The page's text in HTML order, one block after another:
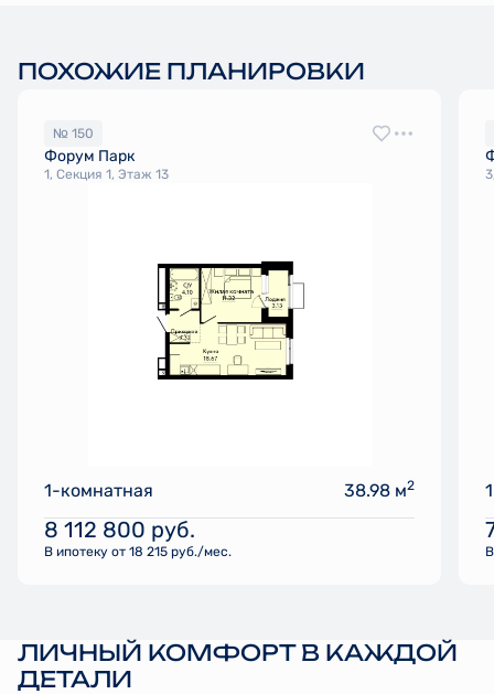
ПОХОЖИЕ ПЛАНИРОВКИ
№ 150
Форум Парк
1, Секция 1, Этаж 13
1-комнатная 38.98 м2
8 112 800 руб.
В ипотеку от 18 215 руб./мес.
ЛИЧНЫЙ КОМФОРТ В КАЖДОЙ
ДЕТАЛИ